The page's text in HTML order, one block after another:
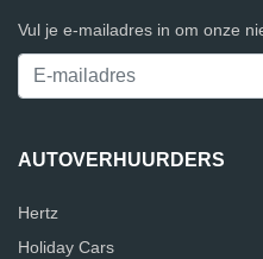
Vul je e-mailadres in om onze
AUTOVERHUURDERS
Hertz
Holiday Cars